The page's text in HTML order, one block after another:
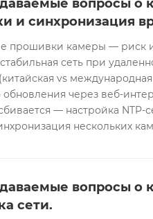
вопросы о
и синхронизация
прошивки камеры — риск
сеть при
vs
обновления через веб-
— настройка
нескольких
вопросы о
сети.